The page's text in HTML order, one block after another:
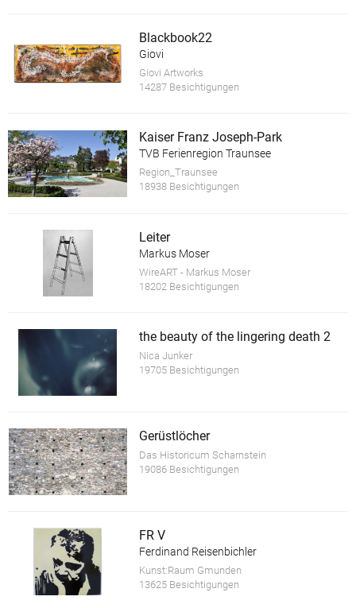
Blackbook22
Giovi
Giovi Artworks
14287 Besichtigungen
Kaiser Franz Joseph-Park
TVB Ferienregion Traunsee
Region_Traunsee
18938 Besichtigungen
Leiter
Markus Moser
WireART - Markus Moser
18202 Besichtigungen
the beauty of the lingering death 2
Nica Junker
19705 Besichtigungen
Gerüstlöcher
Das Historicum Scharnstein
19086 Besichtigungen
FR V
Ferdinand Reisenbichler
Kunst:Raum Gmunden
13625 Besichtigungen